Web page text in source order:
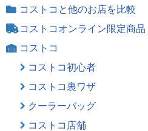
コストコと他のお店を比較
コストコオンライン限定商品
コストコ
コストコ初心者
コストコ裏ワザ
クーラーバッグ
コストコ店舗